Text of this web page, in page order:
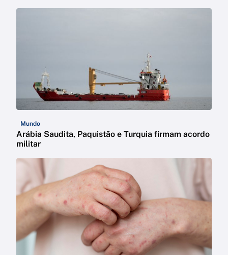
Mundo
Arábia Saudita, Paquistão e Turquia firmam acordo
militar